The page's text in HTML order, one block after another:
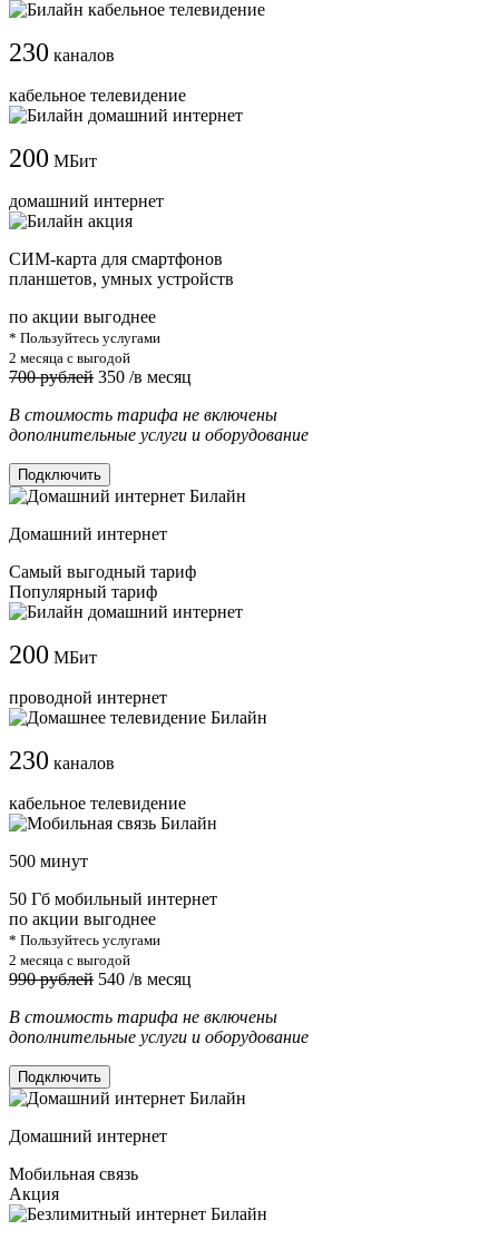
230 каналов
кабельное телевидение
200 МБит
домашний интернет
СИМ-карта для смартфонов
планшетов, умных устройств
по акции выгоднее
* Пользуйтесь услугами
2 месяца с выгодой
700 рублей 350 /в месяц
В стоимость тарифа не включены
дополнительные услуги и оборудование
Подключить
Домашний интернет
Самый выгодный тариф
Популярный тариф
200 МБит
проводной интернет
230 каналов
кабельное телевидение
500 минут
50 Гб мобильный интернет
по акции выгоднее
* Пользуйтесь услугами
2 месяца с выгодой
990 рублей 540 /в месяц
В стоимость тарифа не включены
дополнительные услуги и оборудование
Подключить
Домашний интернет
Мобильная связь
Акция